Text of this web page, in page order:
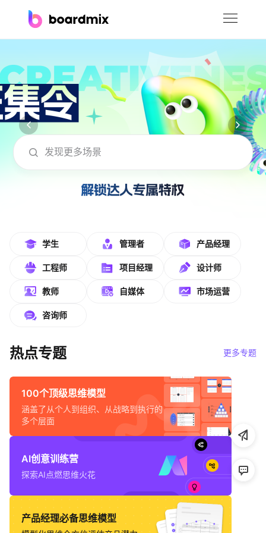
社区资源
下载
会员
企业服务
帮助中心
知识分享社区
boardmix在线模板社区-海量模板免费下
学生 管理者 产品经理
工程师 项目经理 设计师
教师 自媒体 市场运营
咨询师
热点专题 更多专题
100个顶级思维模型
涵盖了从个人到组织、从战略到执行的
多个层面
AI创意训练营
探索AI点燃思维火花
产品经理必备思维模型